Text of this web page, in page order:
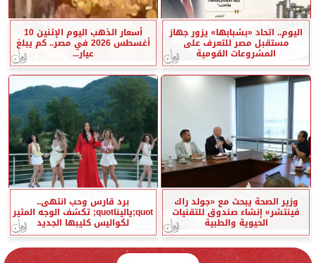
اليوم.. اتحاد «بشبابها» يزور جهاز
مستقبل مصر للتعرف على
المشروعات القومية
أسعار الذهب اليوم الإثنين 10
أغسطس 2026 في مصر.. كم يبلغ
عيار...
وزير الصحة يبحث مع «جولد راك
فينتشر» إنشاء صندوق للتقنيات
الحيوية والطبية
برد قارس وحب انتهى..
quot;ياليناquot; تكشف الوجه المثير
لكواليس كليبها الجديد